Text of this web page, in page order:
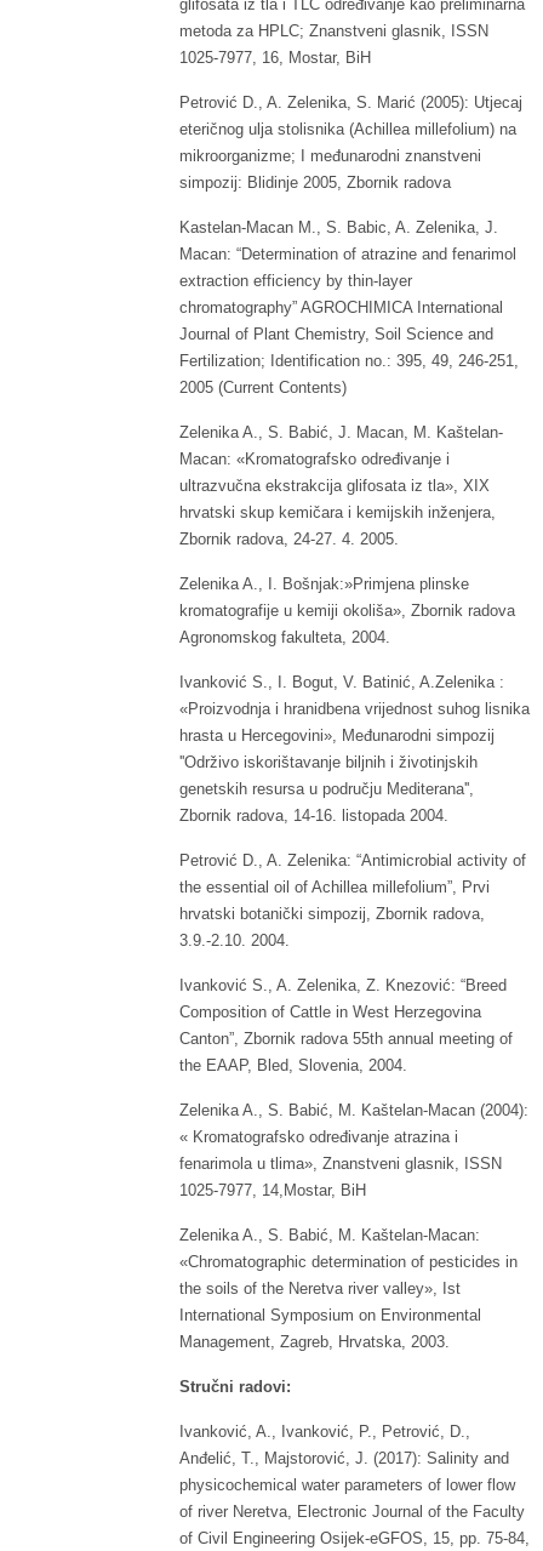
glifosata iz tla i TLC određivanje kao preliminarna
metoda za HPLC; Znanstveni glasnik, ISSN
1025-7977, 16, Mostar, BiH
Petrović D., A. Zelenika, S. Marić (2005): Utjecaj
eteričnog ulja stolisnika (Achillea millefolium) na
mikroorganizme; I međunarodni znanstveni
simpozij: Blidinje 2005, Zbornik radova
Kastelan-Macan M., S. Babic, A. Zelenika, J.
Macan: “Determination of atrazine and fenarimol
extraction efficiency by thin-layer
chromatography” AGROCHIMICA International
Journal of Plant Chemistry, Soil Science and
Fertilization; Identification no.: 395, 49, 246-251,
2005 (Current Contents)
Zelenika A., S. Babić, J. Macan, M. Kaštelan-
Macan: «Kromatografsko određivanje i
ultrazvučna ekstrakcija glifosata iz tla», XIX
hrvatski skup kemičara i kemijskih inženjera,
Zbornik radova, 24-27. 4. 2005.
Zelenika A., I. Bošnjak:»Primjena plinske
kromatografije u kemiji okoliša», Zbornik radova
Agronomskog fakulteta, 2004.
Ivanković S., I. Bogut, V. Batinić, A.Zelenika :
«Proizvodnja i hranidbena vrijednost suhog lisnika
hrasta u Hercegovini», Međunarodni simpozij
''Održivo iskorištavanje biljnih i životinjskih
genetskih resursa u području Mediterana'',
Zbornik radova, 14-16. listopada 2004.
Petrović D., A. Zelenika: “Antimicrobial activity of
the essential oil of Achillea millefolium”, Prvi
hrvatski botanički simpozij, Zbornik radova,
3.9.-2.10. 2004.
Ivanković S., A. Zelenika, Z. Knezović: “Breed
Composition of Cattle in West Herzegovina
Canton”, Zbornik radova 55th annual meeting of
the EAAP, Bled, Slovenia, 2004.
Zelenika A., S. Babić, M. Kaštelan-Macan (2004):
« Kromatografsko određivanje atrazina i
fenarimola u tlima», Znanstveni glasnik, ISSN
1025-7977, 14,Mostar, BiH
Zelenika A., S. Babić, M. Kaštelan-Macan:
«Chromatographic determination of pesticides in
the soils of the Neretva river valley», Ist
International Symposium on Environmental
Management, Zagreb, Hrvatska, 2003.
Stručni radovi:
Ivanković, A., Ivanković, P., Petrović, D.,
Anđelić, T., Majstorović, J. (2017): Salinity and
physicochemical water parameters of lower flow
of river Neretva, Electronic Journal of the Faculty
of Civil Engineering Osijek-eGFOS, 15, pp. 75-84,